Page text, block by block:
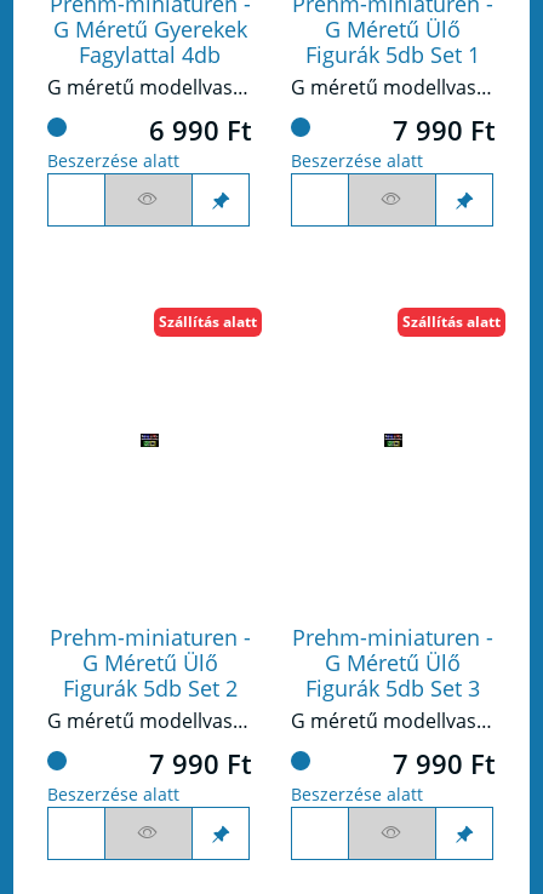
G Méretű Gyerekek
Fagylattal 4db
G méretű modellvasúthoz készült figura készlet.
6 990 Ft
Beszerzése alatt
G Méretű Ülő
Figurák 5db Set 1
G méretű modellvasúthoz készült figura készlet.
7 990 Ft
Beszerzése alatt
Prehm-miniaturen -
G Méretű Ülő
Figurák 5db Set 2
G méretű modellvasúthoz készült figura készlet.
Szállítás alatt
7 990 Ft
Beszerzése alatt
Prehm-miniaturen -
G Méretű Ülő
Figurák 5db Set 3
G méretű modellvasúthoz készült figura készlet.
Szállítás alatt
7 990 Ft
Beszerzése alatt